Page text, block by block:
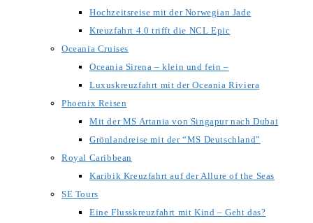
Hochzeitsreise mit der Norwegian Jade
Kreuzfahrt 4.0 trifft die NCL Epic
Oceania Cruises
Oceania Sirena – klein und fein –
Luxuskreuzfahrt mit der Oceania Riviera
Phoenix Reisen
Mit der MS Artania von Singapur nach Dubai
Grönlandreise mit der “MS Deutschland”
Royal Caribbean
Karibik Kreuzfahrt auf der Allure of the Seas
SE Tours
Eine Flusskreuzfahrt mit Kind – Geht das?